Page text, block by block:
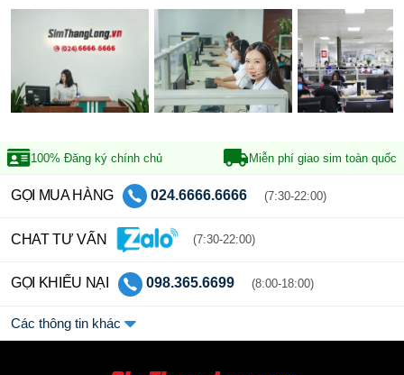
100% Đăng ký chính chủ Miễn phí giao sim toàn quốc
GỌI MUA HÀNG 024.6666.6666 (7:30-22:00)
CHAT TƯ VẤN (7:30-22:00)
GỌI KHIẾU NẠI 098.365.6699 (8:00-18:00)
Các thông tin khác